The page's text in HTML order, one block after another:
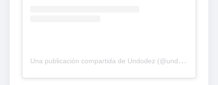
U
na publicación compartida de Undodez (@undodez)